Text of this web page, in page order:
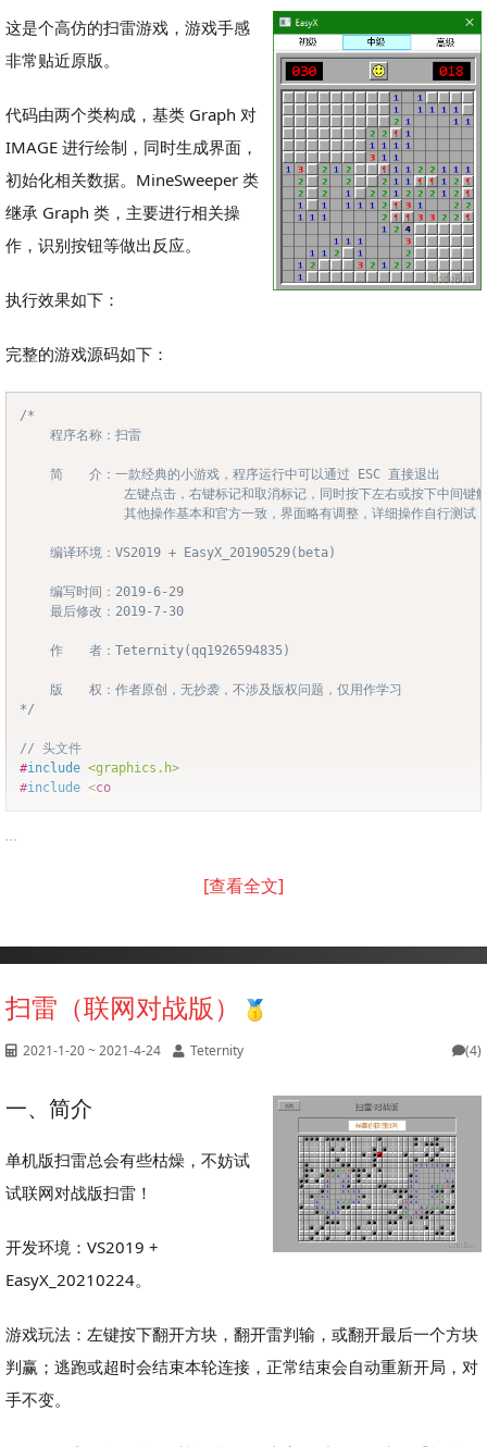
这是个高仿的扫雷游戏，游戏手感
非常贴近原版。
代码由两个类构成，基类 Graph 对
IMAGE 进行绘制，同时生成界面，
初始化相关数据。MineSweeper 类
继承 Graph 类，主要进行相关操
作，识别按钮等做出反应。
执行效果如下：
完整的游戏源码如下：
/*
*/
// 头文件
#include <graphics.h>
#include <co
...
[查看全文]
扫雷（联网对战版）
2021-1-20 ~ 2021-4-24 Teternity (4)
一、简介
单机版扫雷总会有些枯燥，不妨试
试联网对战版扫雷！
开发环境：VS2019 +
EasyX_20210224。
游戏玩法：左键按下翻开方块，翻开雷判输，或翻开最后一个方块
判赢；逃跑或超时会结束本轮连接，正常结束会自动重新开局，对
手不变。